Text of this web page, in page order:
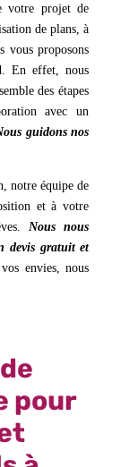
votre projet de
de plans, à
vous proposons
En effet, nous
des étapes
avec un
guidons nos
notre équipe de
et à votre
Nous nous
devis gratuit et
envies, nous
pour